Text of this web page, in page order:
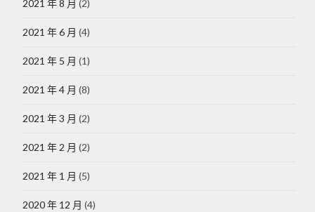
2021 年 8 月 (2)
2021 年 6 月 (4)
2021 年 5 月 (1)
2021 年 4 月 (8)
2021 年 3 月 (2)
2021 年 2 月 (2)
2021 年 1 月 (5)
2020 年 12 月 (4)